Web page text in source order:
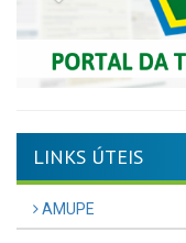
LINKS ÚTEIS
AMUPE